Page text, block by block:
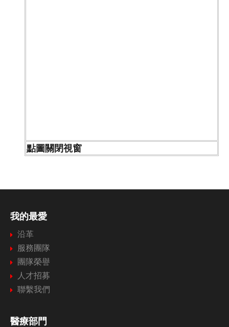
點圖關閉視窗
我的最愛
沿革
服務團隊
團隊榮譽
人才招募
聯繫我們
醫療部門